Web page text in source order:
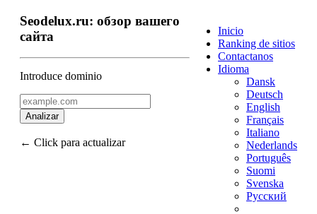
Inicio
Ranking de sitios
Contactanos
Idioma
Dansk
Deutsch
English
Français
Italiano
Nederlands
Português
Suomi
Svenska
Русский
Seodelux.ru: обзор вашего
сайта
Introduce dominio
Analizar
← Click para actualizar